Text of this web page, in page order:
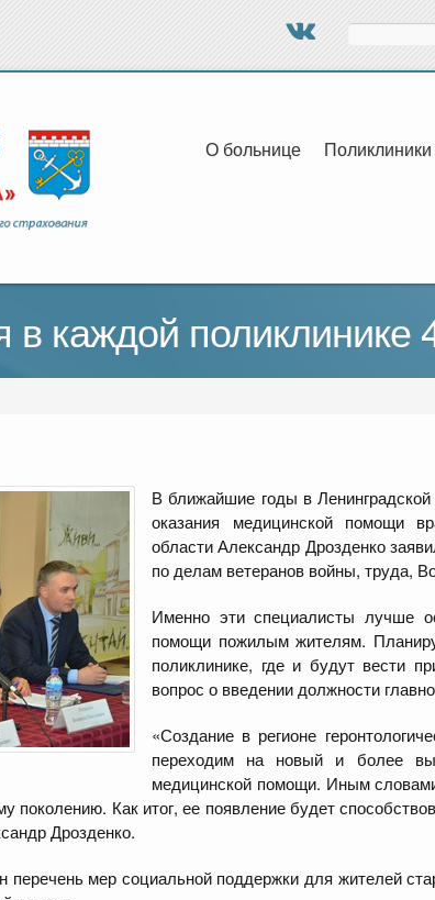
О больнице Поликлиники
в каждой поликлинике
В ближайшие годы в
оказания медицинской помощи
области Александр Дрозденко
по делам ветеранов войны, труда,
Именно эти специалисты лучше
помощи пожилым жителям.
поликлинике, где и будут вести
вопрос о введении должности
«Создание в регионе
переходим на новый и более
медицинской помощи. Иным
Как итог, ее появление будет
Дрозденко.
мер социальной поддержки для жителей